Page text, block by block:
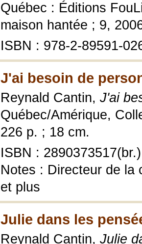
Québec : Éditions
maison hantée ; 9,
ISBN : 978-2-89591-
J'ai besoin de
Reynald Cantin, J'ai
Québec/Amérique,
226 p. ; 18 cm.
ISBN : 2890373517(br.)
Notes : Directeur de la
et plus
Julie dans les
Reynald Cantin, Julie